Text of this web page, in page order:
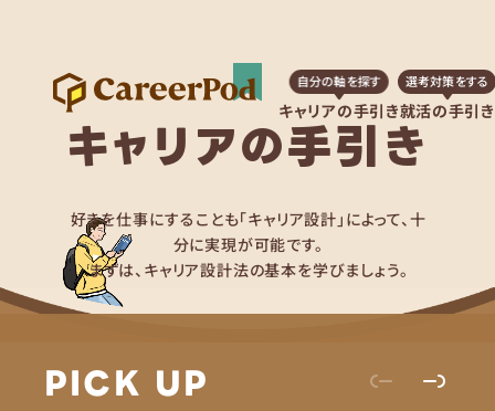
キャリアの手引き
自分の軸を探す
就活の手引き
選考対策をする
キャリアの手引き
好きを仕事にすることも「キャリア設計」によって、十
分に実現が可能です。
まずは、キャリア設計法の基本を学びましょう。
PICK UP